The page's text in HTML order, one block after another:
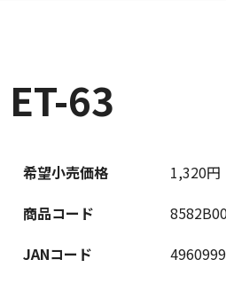
63
希望小売価格
1,320円
商品コード
JANコード